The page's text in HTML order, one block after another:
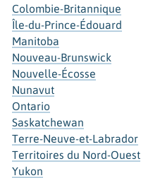
Colombie-Britannique
Île-du-Prince-Édouard
Manitoba
Nouveau-Brunswick
Nouvelle-Écosse
Nunavut
Ontario
Saskatchewan
Terre-Neuve-et-Labrador
Territoires du Nord-Ouest
Yukon